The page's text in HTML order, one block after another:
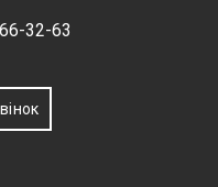
32-63